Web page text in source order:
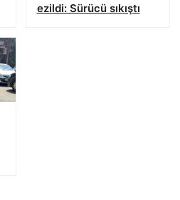
ezildi: Sürücü sıkıştı